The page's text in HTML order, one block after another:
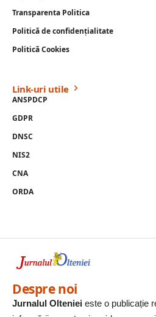
Transparenta Politica
Politică de confidențialitate
Politică Cookies
Link-uri utile
ANSPDCP
GDPR
DNSC
NIS2
CNA
ORDA
Despre noi
Jurnalul Olteniei este o publicație